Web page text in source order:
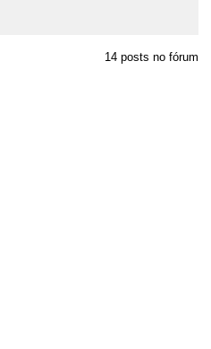
14 posts no fórum